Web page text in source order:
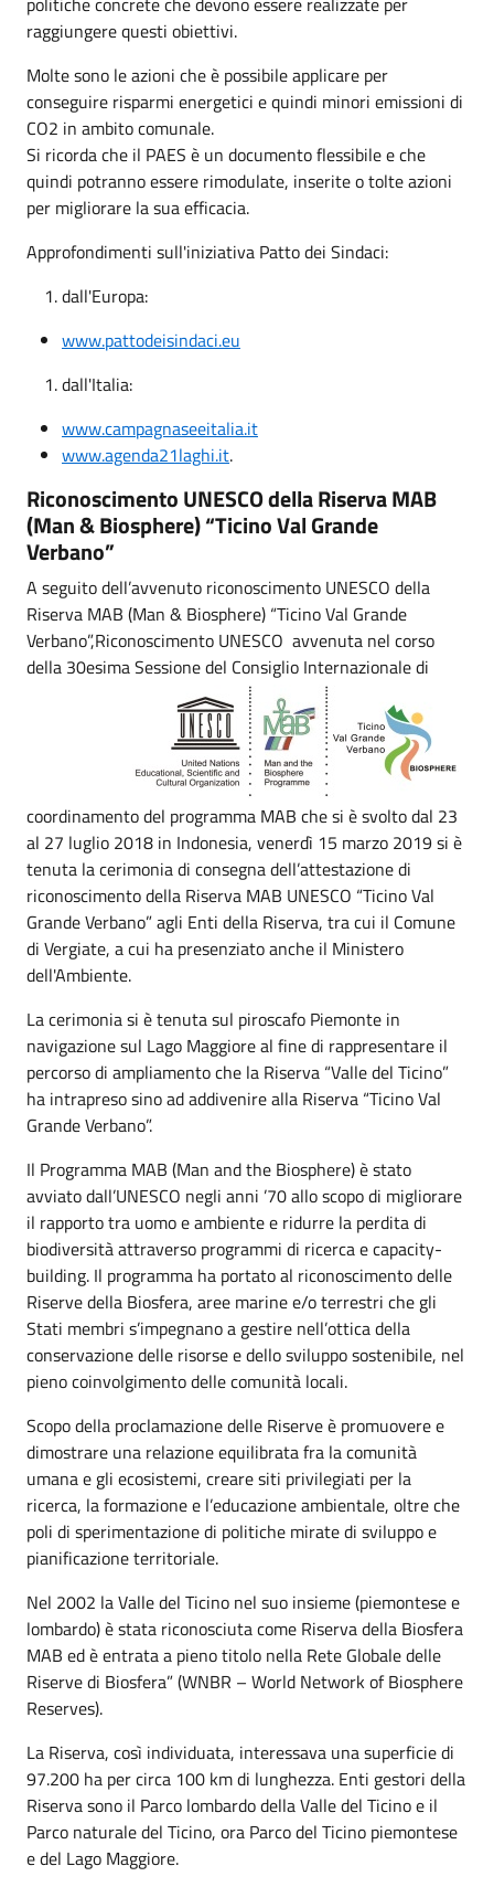
raggiungere questi obiettivi.
Molte sono le azioni che è possibile applicare per
conseguire risparmi energetici e quindi minori emissioni di
CO2 in ambito comunale.
Si ricorda che il PAES è un documento flessibile e che
quindi potranno essere rimodulate, inserite o tolte azioni
per migliorare la sua efficacia.
Approfondimenti sull'iniziativa Patto dei Sindaci:
dall'Europa:
www.pattodeisindaci.eu
dall'Italia:
www.campagnaseeitalia.it
www.agenda21laghi.it.
Riconoscimento UNESCO della Riserva MAB
(Man & Biosphere) “Ticino Val Grande
Verbano”
A seguito dell’avvenuto riconoscimento UNESCO della
Riserva MAB (Man & Biosphere) “Ticino Val Grande
Verbano”,Riconoscimento UNESCO avvenuta nel corso
della 30esima Sessione del Consiglio Internazionale di
coordinamento del programma MAB che si è svolto dal 23
al 27 luglio 2018 in Indonesia, venerdì 15 marzo 2019 si è
tenuta la cerimonia di consegna dell’attestazione di
riconoscimento della Riserva MAB UNESCO “Ticino Val
Grande Verbano” agli Enti della Riserva, tra cui il Comune
di Vergiate, a cui ha presenziato anche il Ministero
dell'Ambiente.
La cerimonia si è tenuta sul piroscafo Piemonte in
navigazione sul Lago Maggiore al fine di rappresentare il
percorso di ampliamento che la Riserva “Valle del Ticino”
ha intrapreso sino ad addivenire alla Riserva “Ticino Val
Grande Verbano”.
Il Programma MAB (Man and the Biosphere) è stato
avviato dall’UNESCO negli anni ’70 allo scopo di migliorare
il rapporto tra uomo e ambiente e ridurre la perdita di
biodiversità attraverso programmi di ricerca e capacity-
building. Il programma ha portato al riconoscimento delle
Riserve della Biosfera, aree marine e/o terrestri che gli
Stati membri s’impegnano a gestire nell’ottica della
conservazione delle risorse e dello sviluppo sostenibile, nel
pieno coinvolgimento delle comunità locali.
Scopo della proclamazione delle Riserve è promuovere e
dimostrare una relazione equilibrata fra la comunità
umana e gli ecosistemi, creare siti privilegiati per la
ricerca, la formazione e l’educazione ambientale, oltre che
poli di sperimentazione di politiche mirate di sviluppo e
pianificazione territoriale.
Nel 2002 la Valle del Ticino nel suo insieme (piemontese e
lombardo) è stata riconosciuta come Riserva della Biosfera
MAB ed è entrata a pieno titolo nella Rete Globale delle
Riserve di Biosfera” (WNBR – World Network of Biosphere
Reserves).
La Riserva, così individuata, interessava una superficie di
97.200 ha per circa 100 km di lunghezza. Enti gestori della
Riserva sono il Parco lombardo della Valle del Ticino e il
Parco naturale del Ticino, ora Parco del Ticino piemontese
e del Lago Maggiore.